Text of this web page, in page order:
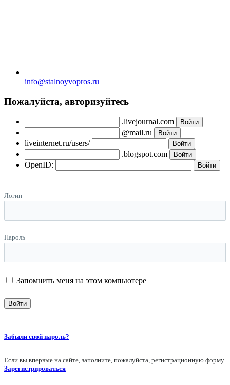
info@stalnoyvopros.ru
Пожалуйста, авторизуйтесь
.livejournal.com
@mail.ru
liveinternet.ru/users/
.blogspot.com
OpenID:
Логин
Пароль
Запомнить меня на этом компьютере
Забыли свой пароль?
Если вы впервые на сайте, заполните, пожалуйста, регистрационную форму.
Зарегистрироваться